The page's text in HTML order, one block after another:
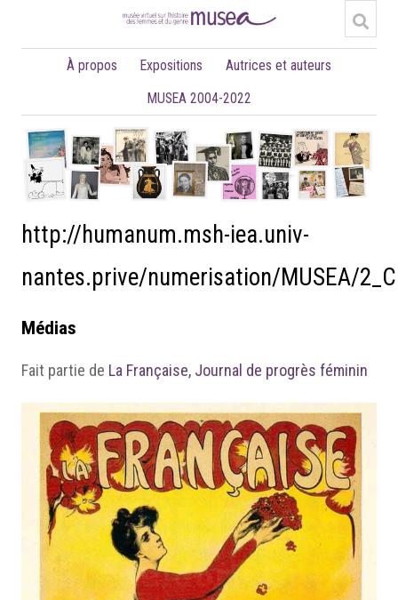
À propos Expositions
Autrices et auteurs
MUSEA 2004-2022
http://humanum.msh-iea.univ-
nantes.prive/numerisation/MUSEA/
Médias
Fait partie de La Française, Journal de progrès féminin